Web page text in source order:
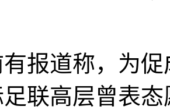
道称，为促
联高层曾表